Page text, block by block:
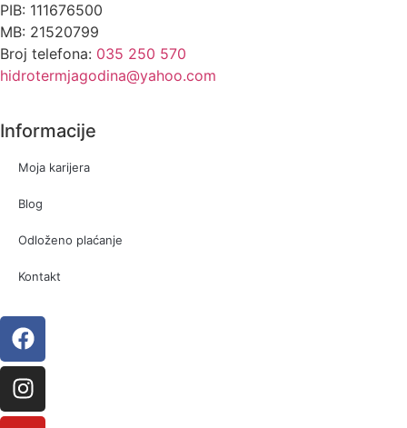
PIB: 111676500
MB: 21520799
Broj telefona: 035 250 570
hidrotermjagodina@yahoo.com
Informacije
Moja karijera
Blog
Odloženo plaćanje
Kontakt